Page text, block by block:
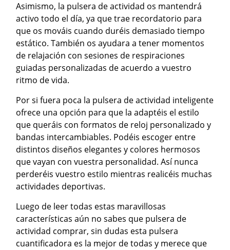
Asimismo, la pulsera de actividad os mantendrá
activo todo el día, ya que trae recordatorio para
que os mováis cuando duréis demasiado tiempo
estático. También os ayudara a tener momentos
de relajación con sesiones de respiraciones
guiadas personalizadas de acuerdo a vuestro
ritmo de vida.
Por si fuera poca la pulsera de actividad inteligente
ofrece una opción para que la adaptéis el estilo
que queráis con formatos de reloj personalizado y
bandas intercambiables. Podéis escoger entre
distintos diseños elegantes y colores hermosos
que vayan con vuestra personalidad. Así nunca
perderéis vuestro estilo mientras realicéis muchas
actividades deportivas.
Luego de leer todas estas maravillosas
características aún no sabes que pulsera de
actividad comprar, sin dudas esta pulsera
cuantificadora es la mejor de todas y merece que